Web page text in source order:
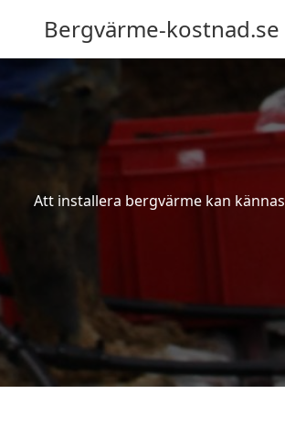
Bergvärme-kostnad.se
Att installera bergvärme kan